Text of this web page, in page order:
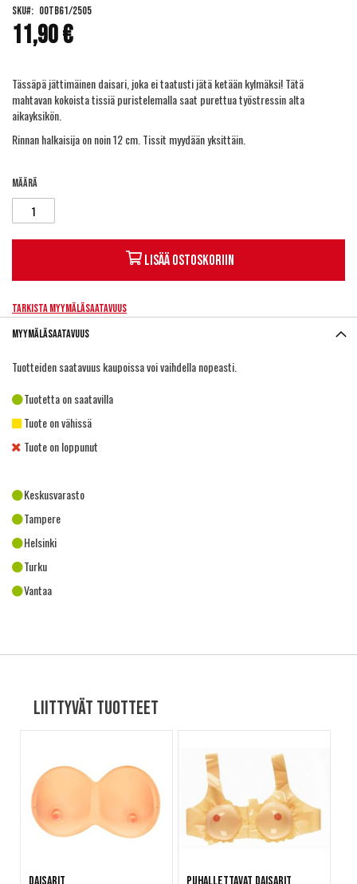
the
images
gallery
11,90 €
SKU
OOTB61/2505
Tässäpä jättimäinen daisari, joka ei taatusti jätä ketään kylmäksi! Tätä
mahtavan kokoista tissiä puristelemalla saat purettua työstressin alta
aikayksikön.
Rinnan halkaisija on noin 12 cm. Tissit myydään yksittäin.
Määrä
Lisää ostoskoriin
Tarkista myymäläsaatavuus
Myymäläsaatavuus
Tuotteiden saatavuus kaupoissa voi vaihdella nopeasti.
Tuotetta on saatavilla
Tuote on vähissä
Tuote on loppunut
Keskusvarasto
Tampere
Helsinki
Turku
Vantaa
Liittyvät tuotteet